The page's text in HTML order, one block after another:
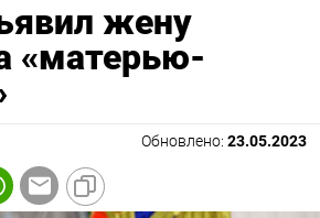
жену
«матерью-
Обновлено: 23.05.2023